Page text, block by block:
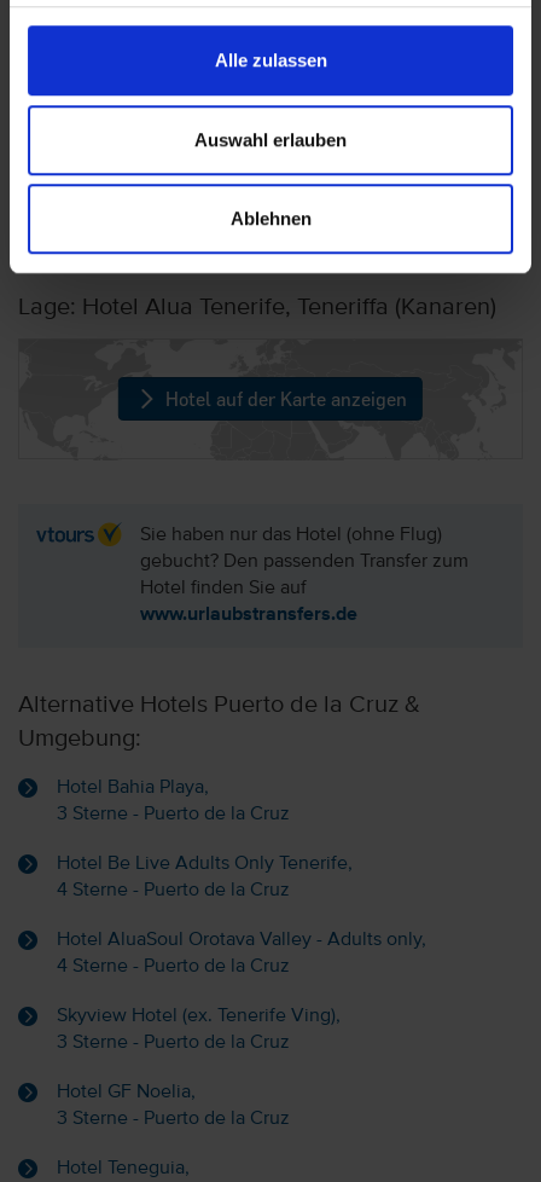
Alle zulassen
Auswahl erlauben
Ablehnen
Nichtraucherhotel. Es gibt 2 ausgewiesene
Raucherbereiche (am Eingang und in der Nähe
Lage: Hotel Alua Tenerife, Teneriffa (Kanaren)
Hotel auf der Karte anzeigen
Sie haben nur das Hotel (ohne Flug)
gebucht? Den passenden Transfer zum
Hotel finden Sie auf
www.urlaubstransfers.de
Alternative Hotels Puerto de la Cruz &
Umgebung:
Hotel Bahia Playa,
3 Sterne - Puerto de la Cruz
Hotel Be Live Adults Only Tenerife,
4 Sterne - Puerto de la Cruz
Hotel AluaSoul Orotava Valley - Adults only,
4 Sterne - Puerto de la Cruz
Skyview Hotel (ex. Tenerife Ving),
3 Sterne - Puerto de la Cruz
Hotel GF Noelia,
3 Sterne - Puerto de la Cruz
Hotel Teneguia,